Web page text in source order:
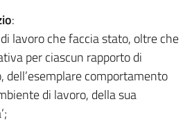
:
lavoro che faccia stato, oltre che
per ciascun rapporto di
dell’esemplare comportamento
di lavoro, della sua